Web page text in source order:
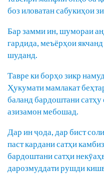
боз иловатан сабукиҳои
Бар замми ин, шумораи
гардида, меъёрҳои
шуданд.
Тавре ки борҳо зикр
Ҳукумати мамлакат
баланд бардоштани
азизамон мебошад.
Дар ин ҷода, дар бист
паст кардани сатҳи
бардоштани сатҳи
дарозмуддати рушди